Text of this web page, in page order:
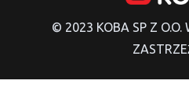
© 2023 KOBA SP Z O.O.